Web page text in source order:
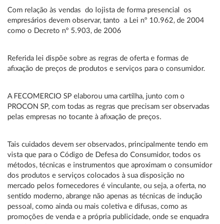
Com relação às vendas do lojista de forma presencial os
empresários devem observar, tanto a Lei nº 10.962, de 2004
como o Decreto nº 5.903, de 2006
Referida lei dispõe sobre as regras de oferta e formas de
afixação de preços de produtos e serviços para o consumidor.
A FECOMERCIO SP elaborou uma cartilha, junto com o
PROCON SP, com todas as regras que precisam ser observadas
pelas empresas no tocante à afixação de preços.
Tais cuidados devem ser observados, principalmente tendo em
vista que para o Código de Defesa do Consumidor, todos os
métodos, técnicas e instrumentos que aproximam o consumidor
dos produtos e serviços colocados à sua disposição no
mercado pelos fornecedores é vinculante, ou seja, a oferta, no
sentido moderno, abrange não apenas as técnicas de indução
pessoal, como ainda ou mais coletiva e difusas, como as
promoções de venda e a própria publicidade, onde se enquadra